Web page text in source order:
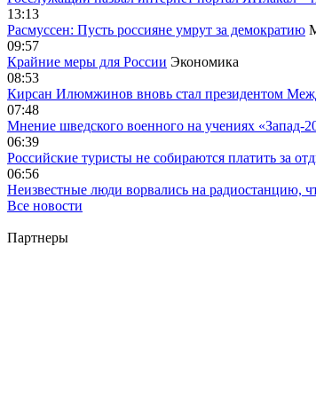
13:13
Расмуссен: Пусть россияне умрут за демократию
09:57
Крайние меры для России Экономика
08:53
Кирсан Илюмжинов вновь стал президентом
07:48
Мнение шведского военного на учениях «Запад-
06:39
Российские туристы не собираются платить за
06:56
Неизвестные люди ворвались на радиостанцию,
Все новости
Партнеры